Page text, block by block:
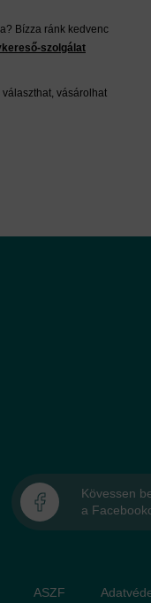
Bízza ránk kedvenc
szolgálat
választhat, vásárolhat
Kövessen
a
ASZF